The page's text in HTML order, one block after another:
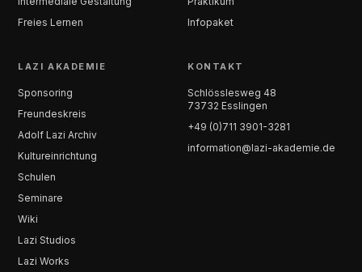
Freies Lernen
Infopaket
LAZI AKADEMIE
Sponsoring
Freundeskreis
Adolf Lazi Archiv
Kultureinrichtung
Schulen
Seminare
Wiki
Lazi Studios
Lazi Works
KONTAKT
Schlösslesweg 48
73732 Esslingen
+49 (0)711 3901-3281
information@lazi-akademie.de